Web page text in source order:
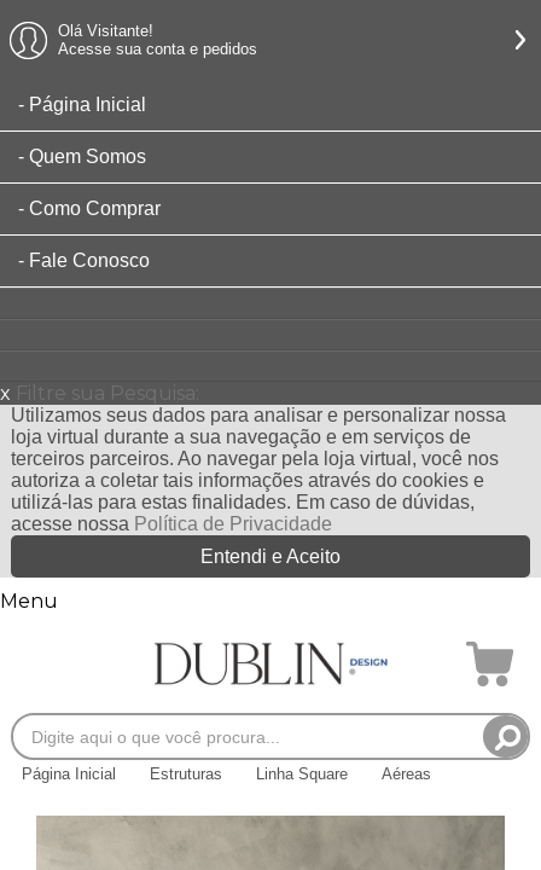
Olá Visitante!
Acesse sua conta e pedidos
Página Inicial
Quem Somos
Como Comprar
Fale Conosco
x Filtre sua Pesquisa:
Utilizamos seus dados para analisar e personalizar nossa
loja virtual durante a sua navegação e em serviços de
terceiros parceiros. Ao navegar pela loja virtual, você nos
autoriza a coletar tais informações através do cookies e
utilizá-las para estas finalidades. Em caso de dúvidas,
acesse nossa Política de Privacidade
Entendi e Aceito
Menu
Página Inicial Estruturas Linha Square Aéreas